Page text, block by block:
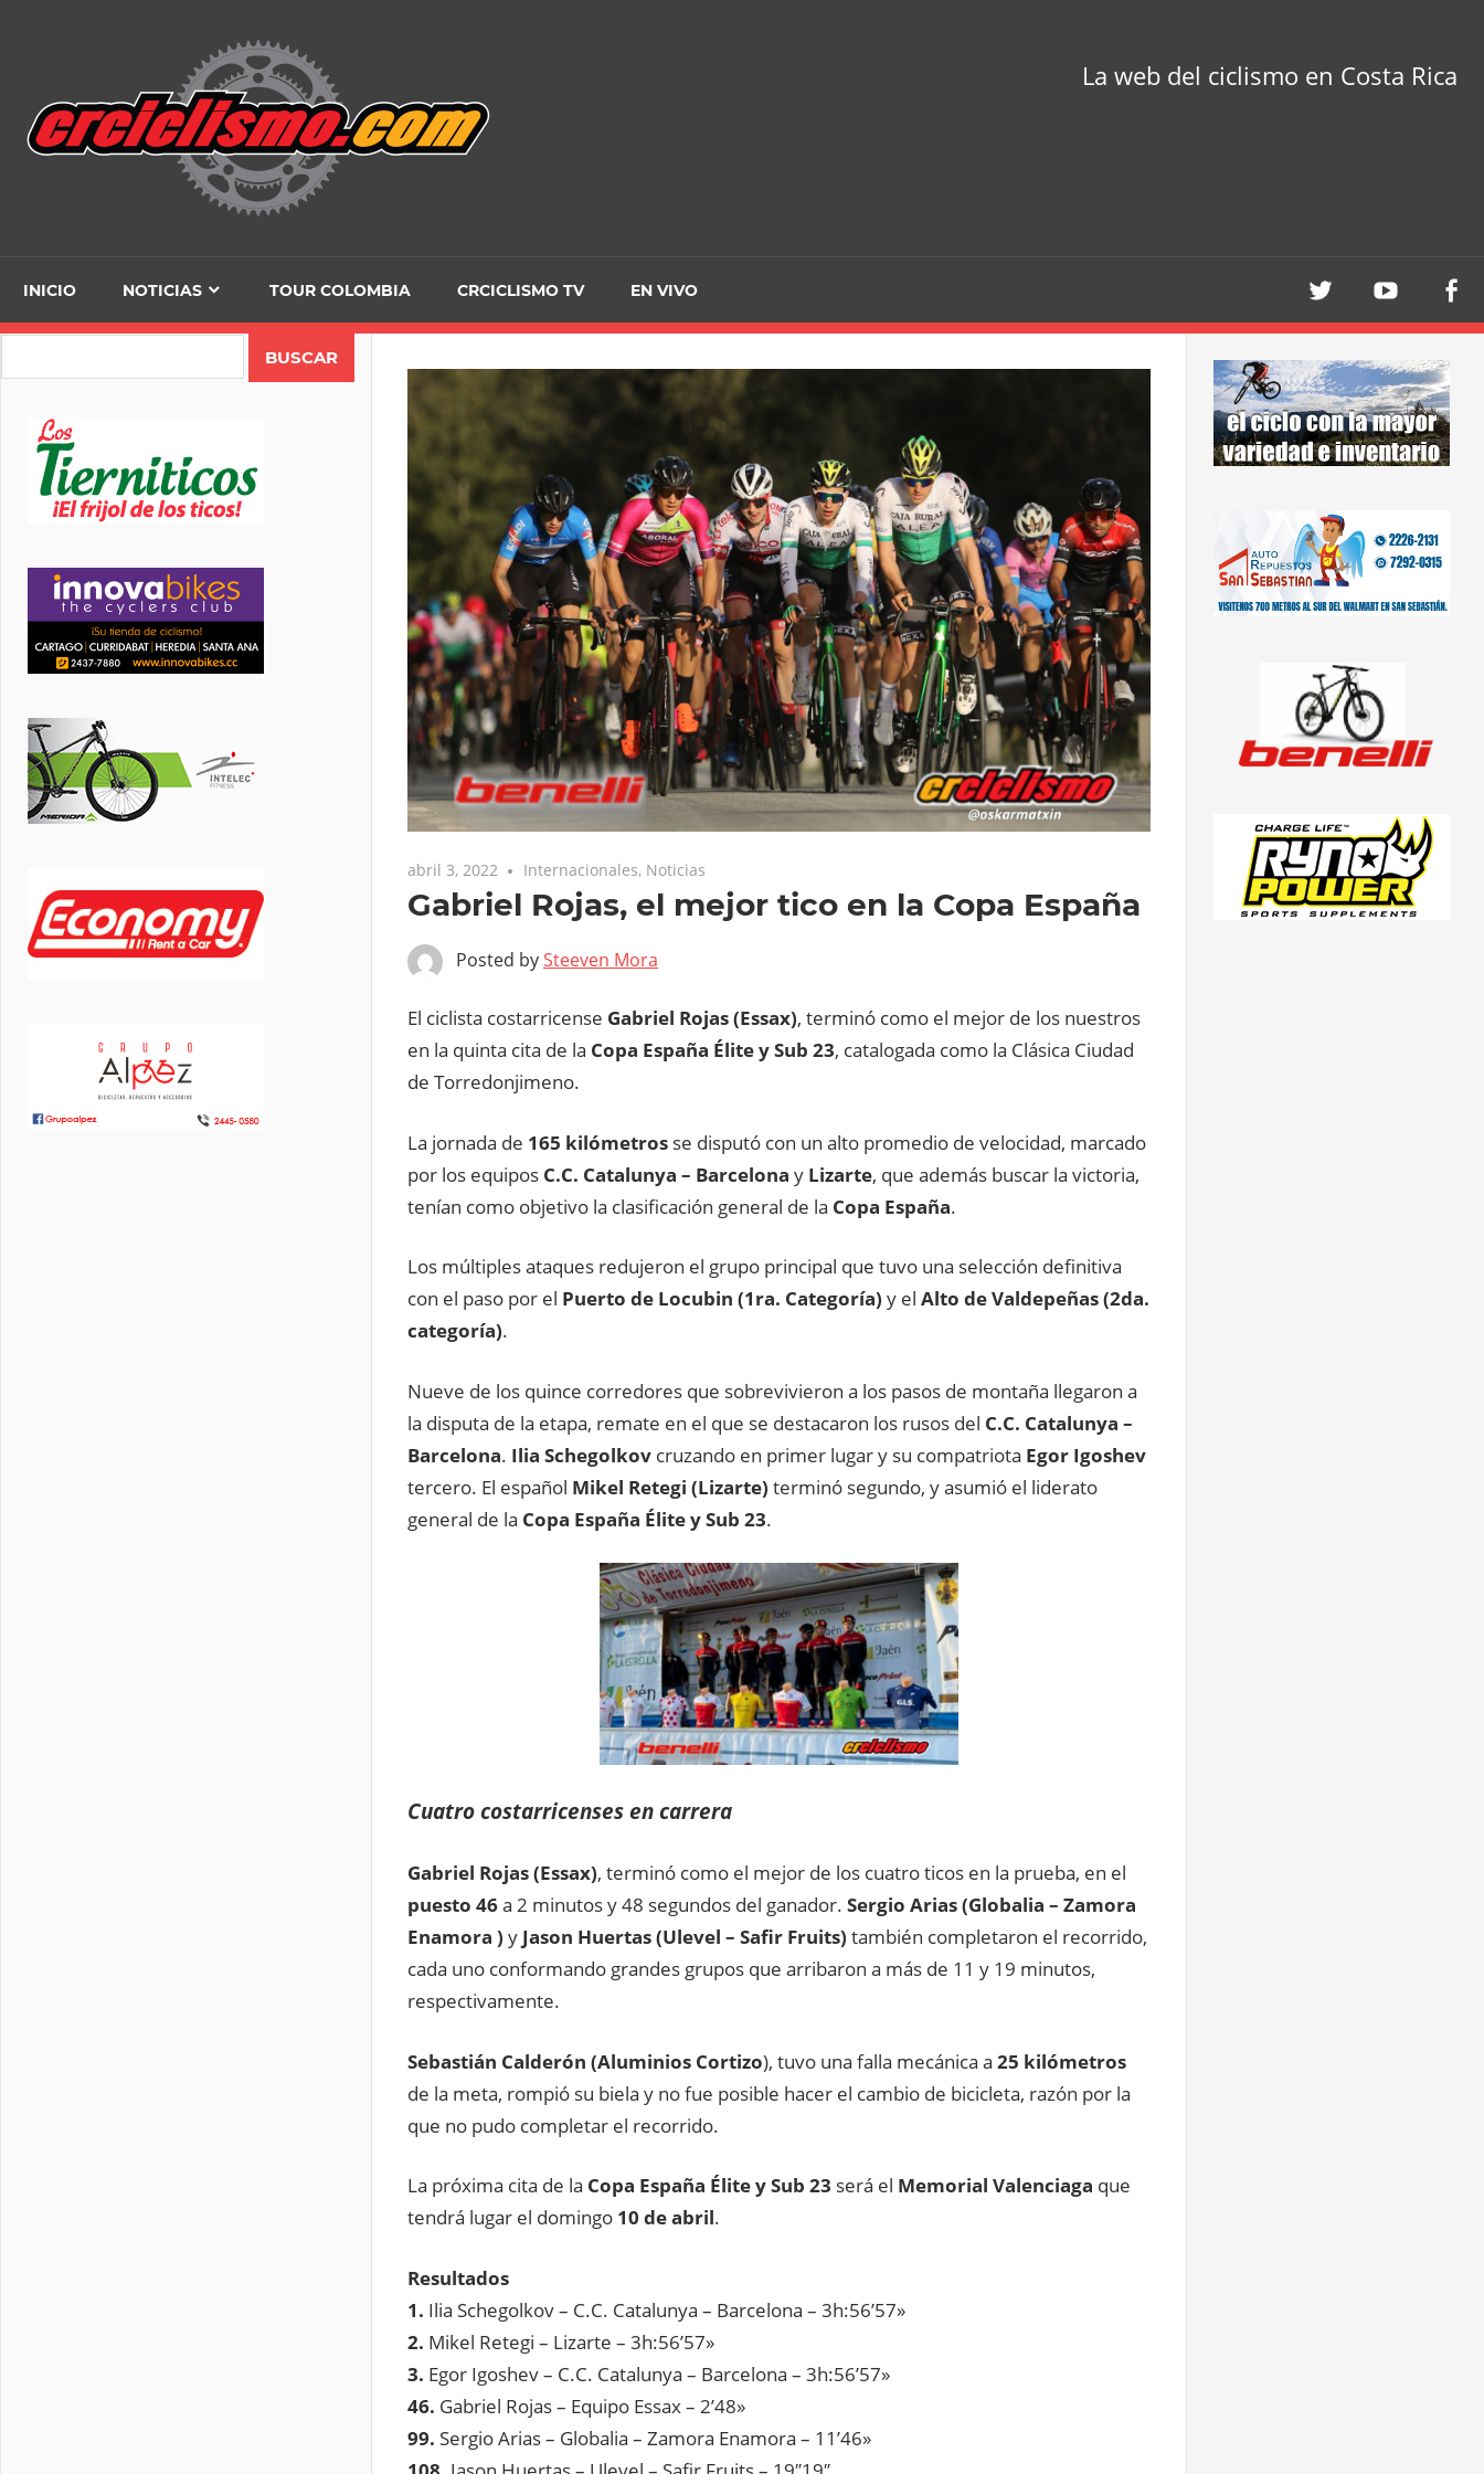
La web del ciclismo en Costa Rica
INICIO NOTICIAS TOUR COLOMBIA CRCICLISMO TV EN VIVO
abril 3, 2022 Internacionales, Noticias
Gabriel Rojas, el mejor tico en la Copa España
Posted bySteeven Mora
El ciclista costarricense Gabriel Rojas (Essax), terminó como el mejor de los nuestros
en la quinta cita de la Copa España Élite y Sub 23, catalogada como la Clásica Ciudad
de Torredonjimeno.
La jornada de 165 kilómetros se disputó con un alto promedio de velocidad, marcado
por los equipos C.C. Catalunya – Barcelona y Lizarte, que además buscar la victoria,
tenían como objetivo la clasificación general de la Copa España.
Los múltiples ataques redujeron el grupo principal que tuvo una selección definitiva
con el paso por el Puerto de Locubin (1ra. Categoría) y el Alto de Valdepeñas (2da.
categoría).
Nueve de los quince corredores que sobrevivieron a los pasos de montaña llegaron a
la disputa de la etapa, remate en el que se destacaron los rusos del C.C. Catalunya –
Barcelona. Ilia Schegolkov cruzando en primer lugar y su compatriota Egor Igoshev
tercero. El español Mikel Retegi (Lizarte) terminó segundo, y asumió el liderato
general de la Copa España Élite y Sub 23.
Cuatro costarricenses en carrera
Gabriel Rojas (Essax), terminó como el mejor de los cuatro ticos en la prueba, en el
puesto 46a 2 minutos y 48 segundos del ganador. Sergio Arias (Globalia – Zamora
Enamora ) y Jason Huertas (Ulevel – Safir Fruits) también completaron el recorrido,
cada uno conformando grandes grupos que arribaron a más de 11 y 19 minutos,
respectivamente.
Sebastián Calderón (Aluminios Cortizo), tuvo una falla mecánica a 25 kilómetros
de la meta, rompió su biela y no fue posible hacer el cambio de bicicleta, razón por la
que no pudo completar el recorrido.
La próxima cita de la Copa España Élite y Sub 23 será el Memorial Valenciaga que
tendrá lugar el domingo 10 de abril.
Resultados
1. Ilia Schegolkov – C.C. Catalunya – Barcelona – 3h:56’57»
2. Mikel Retegi – Lizarte – 3h:56’57»
3. Egor Igoshev – C.C. Catalunya – Barcelona – 3h:56’57»
46. Gabriel Rojas – Equipo Essax – 2’48»
99. Sergio Arias – Globalia – Zamora Enamora – 11’46»